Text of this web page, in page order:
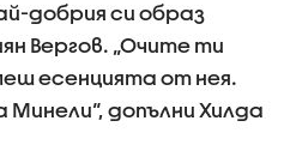
добрия си образ
Вергов. „Очите ти
есенцията от нея.
допълни Хилда